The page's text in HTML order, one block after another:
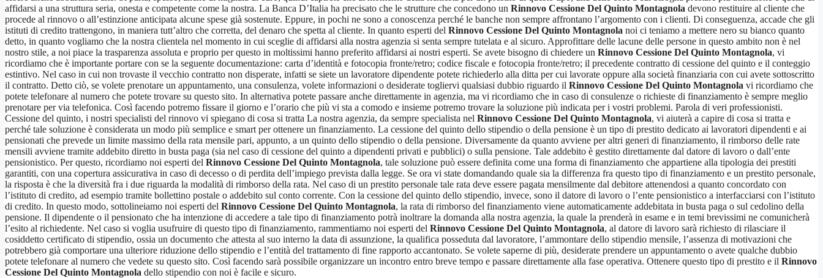
affidarsi a una struttura seria, onesta e competente come la nostra. La Banca D’Italia ha precisato che le strutture che concedono un Rinnovo Cessione Del Quinto Montagnola devono restituire al cliente che
procede al rinnovo o all’estinzione anticipata alcune spese già sostenute. Eppure, in pochi ne sono a conoscenza perché le banche non sempre affrontano l’argomento con i clienti. Di conseguenza, accade che gli
istituti di credito trattengono, in maniera tutt’altro che corretta, del denaro che spetta al cliente. In quanto esperti del Rinnovo Cessione Del Quinto Montagnola noi ci teniamo a mettere nero su bianco quanto
detto, in quanto vogliamo che la nostra clientela nel momento in cui sceglie di affidarsi alla nostra agenzia si senta sempre tutelata e al sicuro. Approfittare delle lacune delle persone in questo ambito non è nel
nostro stile, a noi piace la trasparenza assoluta e proprio per questo in moltissimi hanno preferito affidarsi ai nostri esperti. Se avete bisogno di chiedere un Rinnovo Cessione Del Quinto Montagnola, vi
ricordiamo che è importante portare con se la seguente documentazione: carta d’identità e fotocopia fronte/retro; codice fiscale e fotocopia fronte/retro; il precedente contratto di cessione del quinto e il conteggio
estintivo. Nel caso in cui non trovaste il vecchio contratto non disperate, infatti se siete un lavoratore dipendente potete richiederlo alla ditta per cui lavorate oppure alla società finanziaria con cui avete sottoscritto
il contratto. Detto ciò, se volete prenotare un appuntamento, una consulenza, volete informazioni o desiderate togliervi qualsiasi dubbio riguardo il Rinnovo Cessione Del Quinto Montagnola vi ricordiamo che
potete telefonare al numero che potete trovare su questo sito. In alternativa potete passare anche direttamente in agenzia, ma vi ricordiamo che in caso di consulenze o richieste di finanziamento è sempre meglio
prenotare per via telefonica. Così facendo potremo fissare il giorno e l’orario che più vi sta a comodo e insieme potremo trovare la soluzione più indicata per i vostri problemi. Parola di veri professionisti.
Cessione del quinto, i nostri specialisti del rinnovo vi spiegano di cosa si tratta La nostra agenzia, da sempre specialista nel Rinnovo Cessione Del Quinto Montagnola, vi aiuterà a capire di cosa si tratta e
perché tale soluzione è considerata un modo più semplice e smart per ottenere un finanziamento. La cessione del quinto dello stipendio o della pensione è un tipo di prestito dedicato ai lavoratori dipendenti e ai
pensionati che prevede un limite massimo della rata mensile pari, appunto, a un quinto dello stipendio o della pensione. Diversamente da quanto avviene per altri generi di finanziamento, il rimborso delle rate
mensili avviene tramite addebito diretto in busta paga (sia nel caso di cessione del quinto a dipendenti privati e pubblici) o sulla pensione. Tale addebito è gestito direttamente dal datore di lavoro o dall’ente
pensionistico. Per questo, ricordiamo noi esperti del Rinnovo Cessione Del Quinto Montagnola, tale soluzione può essere definita come una forma di finanziamento che appartiene alla tipologia dei prestiti
garantiti, con una copertura assicurativa in caso di decesso o di perdita dell’impiego prevista dalla legge. Se ora vi state domandando quale sia la differenza fra questo tipo di finanziamento e un prestito personale,
la risposta è che la diversità fra i due riguarda la modalità di rimborso della rata. Nel caso di un prestito personale tale rata deve essere pagata mensilmente dal debitore attenendosi a quanto concordato con
l’istituto di credito, ad esempio tramite bollettino postale o addebito sul conto corrente. Con la cessione del quinto dello stipendio, invece, sono il datore di lavoro o l’ente pensionistico a interfacciarsi con l’istituto
di credito. In questo modo, sottolineiamo noi esperti del Rinnovo Cessione Del Quinto Montagnola, la rata di rimborso del finanziamento viene automaticamente addebitata in busta paga o sul cedolino della
pensione. Il dipendente o il pensionato che ha intenzione di accedere a tale tipo di finanziamento potrà inoltrare la domanda alla nostra agenzia, la quale la prenderà in esame e in temi brevissimi ne comunicherà
l’esito al richiedente. Nel caso si voglia usufruire di questo tipo di finanziamento, rammentiamo noi esperti del Rinnovo Cessione Del Quinto Montagnola, al datore di lavoro sarà richiesto di rilasciare il
cosiddetto certificato di stipendio, ossia un documento che attesta al suo interno la data di assunzione, la qualifica posseduta dal lavoratore, l’ammontare dello stipendio mensile, l’assenza di motivazioni che
potrebbero già comportare una ulteriore riduzione dello stipendio e l’entità del trattamento di fine rapporto accantonato. Se volete saperne di più, desiderate prendere un appuntamento o avete qualche dubbio
potete telefonare al numero che vedete su questo sito. Così facendo sarà possibile organizzare un incontro entro breve tempo e passare direttamente alla fase operativa. Ottenere questo tipo di prestito e il Rinnovo
Cessione Del Quinto Montagnola dello stipendio con noi è facile e sicuro.